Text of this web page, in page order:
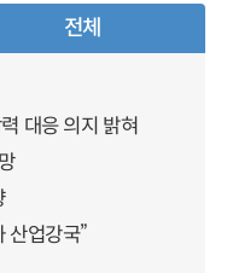
전체
대응 의지 밝혀
산업강국”